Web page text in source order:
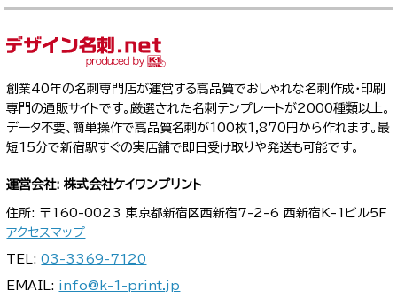
創業40年の名刺専門店が運営する高品質でおしゃれな名刺作成・印刷
専門の通販サイトです。厳選された名刺テンプレートが2000種類以上。
データ不要、簡単操作で高品質名刺が100枚1,870円から作れます。最
短15分で新宿駅すぐの実店舗で即日受け取りや発送も可能です。
運営会社: 株式会社ケイワンプリント
住所: 〒160-0023 東京都新宿区西新宿7-2-6 西新宿K-1ビル5F
アクセスマップ
TEL:03-3369-7120
EMAIL: info@k-1-print.jp